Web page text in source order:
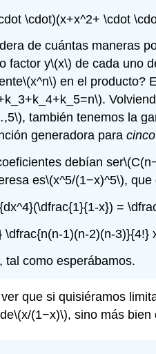
\cdot)(x+x^2+ \cdot
de cuántas maneras
factor y\(x\) de cada uno
\(x^n\) en el producto?
.
, también tenemos la
generadora para cinco
debían ser
es\(x^5/(1−x)^5\), que
x}) =
1)(n-2)(n-
, tal como esperábamos.
que si quisiéramos
\(x/(1−x)\), sino más bien